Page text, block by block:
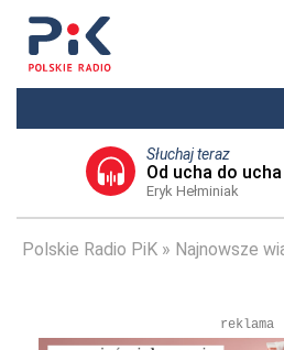
Słuchaj teraz
Od ucha do
Eryk Hełminiak
Polskie Radio PiK Najnowsze
reklama